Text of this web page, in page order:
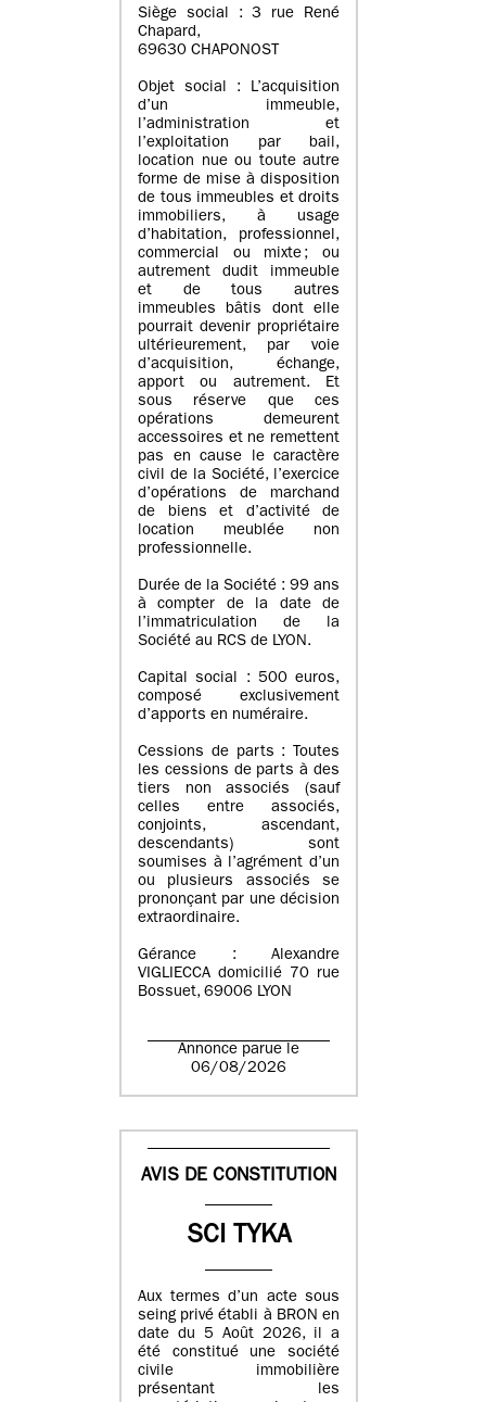
Siège social : 3 rue René
Chapard,
69630 CHAPONOST
Objet social : L’acquisition
d’un immeuble,
l’administration et
l’exploitation par bail,
location nue ou toute autre
forme de mise à disposition
de tous immeubles et droits
immobiliers, à usage
d’habitation, professionnel,
commercial ou mixte ; ou
autrement dudit immeuble
et de tous autres
immeubles bâtis dont elle
pourrait devenir propriétaire
ultérieurement, par voie
d’acquisition, échange,
apport ou autrement. Et
sous réserve que ces
opérations demeurent
accessoires et ne remettent
pas en cause le caractère
civil de la Société, l’exercice
d’opérations de marchand
de biens et d’activité de
location meublée non
professionnelle.
Durée de la Société : 99 ans
à compter de la date de
l’immatriculation de la
Société au RCS de LYON.
Capital social : 500 euros,
composé exclusivement
d’apports en numéraire.
Cessions de parts : Toutes
les cessions de parts à des
tiers non associés (sauf
celles entre associés,
conjoints, ascendant,
descendants) sont
soumises à l’agrément d’un
ou plusieurs associés se
prononçant par une décision
extraordinaire.
Gérance : Alexandre
VIGLIECCA domicilié 70 rue
Bossuet, 69006 LYON
Annonce parue le
06/08/2026
AVIS DE CONSTITUTION
SCI TYKA
Aux termes d’un acte sous
seing privé établi à BRON en
date du 5 Août 2026, il a
été constitué une société
civile immobilière
présentant les